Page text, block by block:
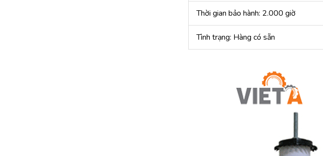
Thời gian bảo hành: 2.000 giờ
Tình trạng: Hàng có sẵn